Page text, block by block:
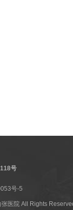
号
号-5
医院 All Rights